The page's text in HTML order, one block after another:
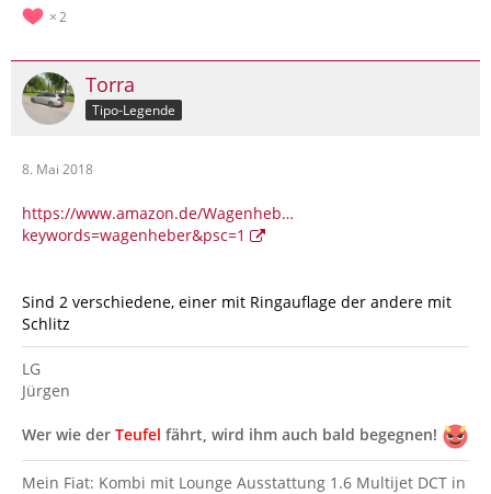
2
Torra
Tipo-Legende
8. Mai 2018
https://www.amazon.de/Wagenheb…
keywords=wagenheber&psc=1
Sind 2 verschiedene, einer mit Ringauflage der andere mit
Schlitz
LG
Jürgen
Wer wie der Teufel fährt, wird ihm auch bald begegnen!
Mein Fiat: Kombi mit Lounge Ausstattung 1.6 Multijet DCT in